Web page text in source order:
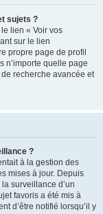
sujets ?
lien « Voir vos
sur le lien
propre page de profil
n’importe quelle page
recherche avancée et
?
à la gestion des
mises à jour. Depuis
surveillance d’un
favoris a été mis à
d’être notifié lorsqu’il y